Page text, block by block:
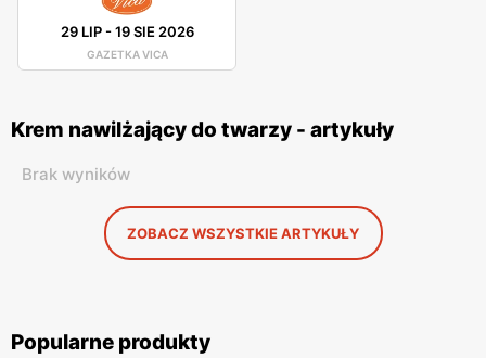
29 LIP-19 SIE 2026
GAZETKA VICA
Krem nawilżający do twarzy - artykuły
Brak wyników
ZOBACZ WSZYSTKIE ARTYKUŁY
Popularne produkty